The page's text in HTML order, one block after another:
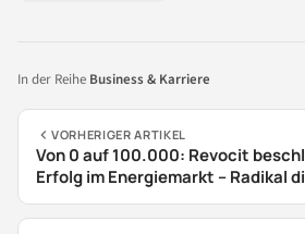
In der Reihe Business & Karriere
VORHERIGER ARTIKEL
Von 0 auf 100.000: Revocit
Erfolg im Energiemarkt – Radikal
kompromisslos erfolgreich mit
und Haltung